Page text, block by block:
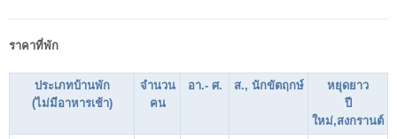
ราคาที่พัก
ประเภทบ้านพัก
(ไม่มีอาหารเช้า)
จำนวน
คน
อา.- ศ. ส., นักขัตฤกษ์
หยุดยาว
ปี
ใหม่,สงกรานต์